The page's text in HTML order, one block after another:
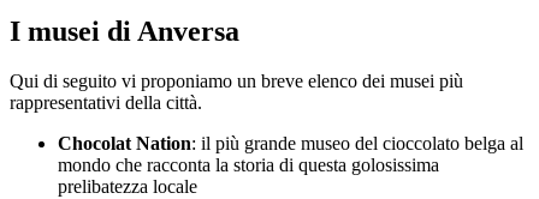
I musei di Anversa
Qui di seguito vi proponiamo un breve elenco dei musei più
rappresentativi della città.
Chocolat Nation: il più grande museo del cioccolato belga al
mondo che racconta la storia di questa golosissima
prelibatezza locale